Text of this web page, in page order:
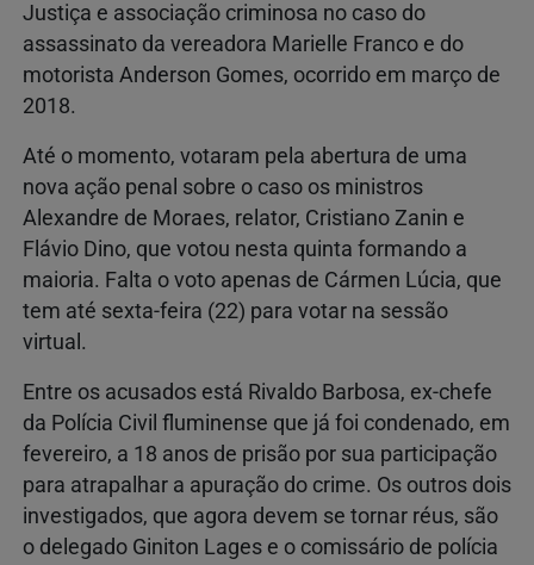
Justiça e associação criminosa no caso do
assassinato da vereadora Marielle Franco e do
motorista Anderson Gomes, ocorrido em março de
2018.
Até o momento, votaram pela abertura de uma
nova ação penal sobre o caso os ministros
Alexandre de Moraes, relator, Cristiano Zanin e
Flávio Dino, que votou nesta quinta formando a
maioria. Falta o voto apenas de Cármen Lúcia, que
tem até sexta-feira (22) para votar na sessão
virtual.
Entre os acusados está Rivaldo Barbosa, ex-chefe
da Polícia Civil fluminense que já foi condenado, em
fevereiro, a 18 anos de prisão por sua participação
para atrapalhar a apuração do crime. Os outros dois
investigados, que agora devem se tornar réus, são
o delegado Giniton Lages e o comissário de polícia